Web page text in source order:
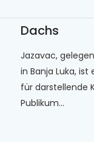
Dachs
Jazavac,
in Banja Luka,
für darstellende
Publikum...